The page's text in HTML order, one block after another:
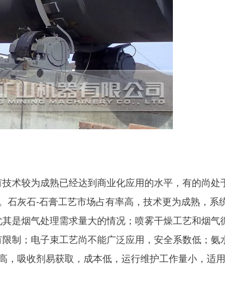
术较为成熟已经达到商业化应用的水平，有的尚处
石灰石-石膏工艺市场占有率高，技术更为成熟，系
是烟气处理需求量大的情况；喷雾干燥工艺和烟气
制；电子束工艺尚不能广泛应用，安全系数低；氨
吸收剂易获取，成本低，运行维护工作量小，适用